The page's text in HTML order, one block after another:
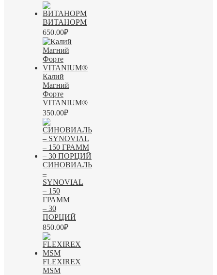
ВИТАНОРМ
650.00₽
Калий
Магний
Форте
VITANIUM®
350.00₽
СИНОВИАЛЬ
–
SYNOVIAL
– 150
ГРАММ
– 30
ПОРЦИЙ
850.00₽
FLEXIREX
MSM